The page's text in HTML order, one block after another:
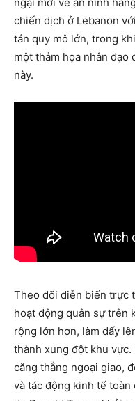
ngại mới về an ninh
chiến dịch ở Lebanon
tán quy mô lớn, trong
một thảm họa nhân đạo
này.
Theo dõi diễn biến trực
hoạt động quân sự trên
rộng lớn hơn, làm dấy
thành xung đột khu
căng thẳng ngoại giao,
và tác động kinh tế